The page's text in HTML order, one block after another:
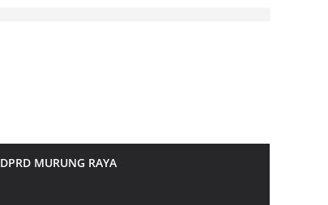
DPRD MURUNG RAYA